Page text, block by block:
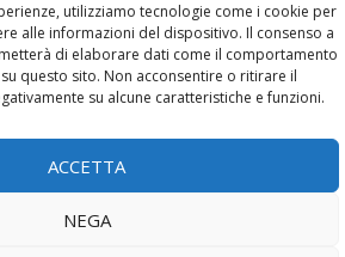
utilizziamo tecnologie come i cookie per
alle informazioni del dispositivo. Il consenso a
di elaborare dati come il comportamento
questo sito. Non acconsentire o ritirare il
su alcune caratteristiche e funzioni.
ACCETTA
NEGA
Contatti
Contatti Privacy Policy